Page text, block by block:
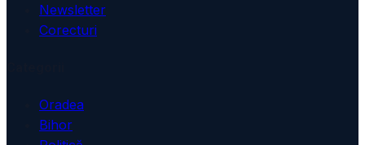
Newsletter
Corecturi
Oradea
Bihor